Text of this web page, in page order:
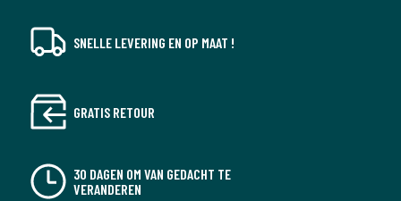
SNELLE LEVERING EN OP MAAT !
GRATIS RETOUR
30 DAGEN OM VAN GEDACHT TE
VERANDEREN